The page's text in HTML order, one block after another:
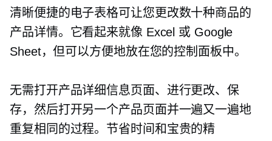
清晰便捷的电子表格可让您更改数十种商品的
产品详情。它看起来就像 Excel 或 Google
Sheet，但可以方便地放在您的控制面板中。
无需打开产品详细信息页面、进行更改、保
存，然后打开另一个产品页面并一遍又一遍地
重复相同的过程。节省时间和宝贵的精